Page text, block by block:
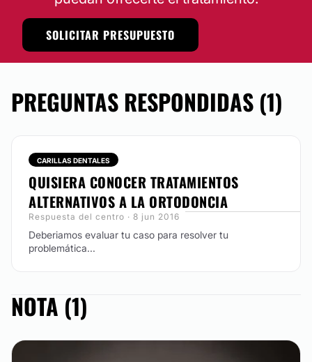
SOLICITAR PRESUPUESTO
PREGUNTAS RESPONDIDAS (1)
CARILLAS DENTALES
QUISIERA CONOCER TRATAMIENTOS
ALTERNATIVOS A LA ORTODONCIA
Respuesta del centro · 8 jun 2016
Deberiamos evaluar tu caso para resolver tu
problemática...
NOTA (1)